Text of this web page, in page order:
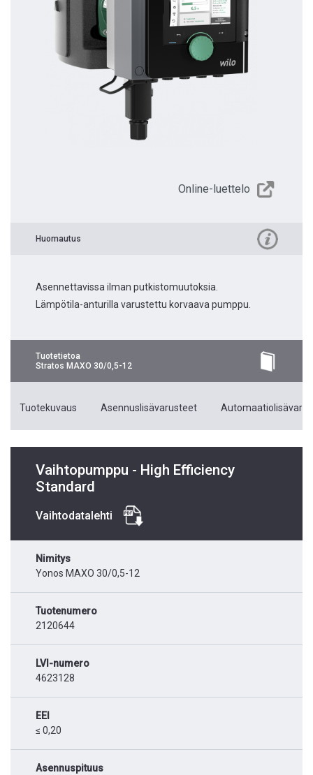
Online-luettelo
Huomautus
Asennettavissa ilman putkistomuutoksia.
Lämpötila-anturilla varustettu korvaava pumppu.
Tuotetietoa
Stratos MAXO 30/0,5-12
Tuotekuvaus Asennuslisävarusteet
Vaihtopumppu - High Efficiency
Standard
Vaihtodatalehti
Nimitys
Yonos MAXO 30/0,5-12
Tuotenumero
2120644
LVI-numero
4623128
EEI
≤ 0,20
Asennuspituus